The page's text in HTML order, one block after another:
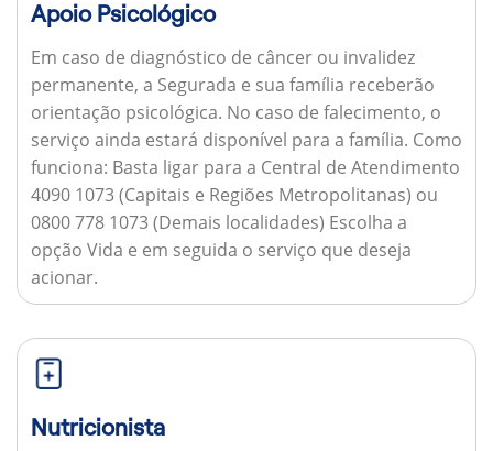
Apoio Psicológico
Em caso de diagnóstico de câncer ou invalidez
permanente, a Segurada e sua família receberão
orientação psicológica. No caso de falecimento, o
serviço ainda estará disponível para a família. Como
funciona: Basta ligar para a Central de Atendimento
4090 1073 (Capitais e Regiões Metropolitanas) ou
0800 778 1073 (Demais localidades) Escolha a
opção Vida e em seguida o serviço que deseja
acionar.
Nutricionista